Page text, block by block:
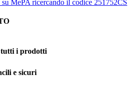
MePA ricercando il codice 251752CS
tutti i prodotti
e sicuri